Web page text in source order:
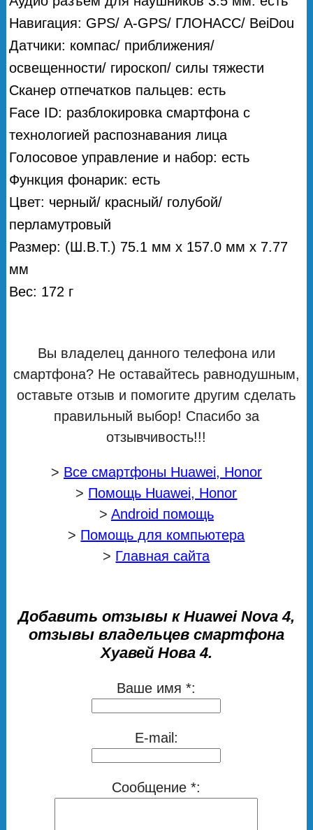
Навигация: GPS/ А-GPS/ ГЛОНАСС/ BeiDou
Датчики: компас/ приближения/
освещенности/ гироскоп/ силы тяжести
Сканер отпечатков пальцев: есть
Face ID: разблокировка смартфона с
технологией распознавания лица
Голосовое управление и набор: есть
Функция фонарик: есть
Цвет: черный/ красный/ голубой/
перламутровый
Размер: (Ш.В.Т.) 75.1 мм х 157.0 мм х 7.77
мм
Вес: 172 г
Вы владелец данного телефона или
смартфона? Не оставайтесь равнодушным,
оставьте отзыв и помогите другим сделать
правильный выбор! Спасибо за
отзывчивость!!!
> Все смартфоны Huawei, Honor
> Помощь Huawei, Honor
> Android помощь
> Помощь для компьютера
> Главная сайта
Добавить отзывы к Huawei Nova 4,
отзывы владельцев смартфона
Хуавей Нова 4.
Ваше имя *:
E-mail:
Сообщение *: